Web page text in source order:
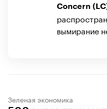
Concern
вымирание
Зеленая экономика